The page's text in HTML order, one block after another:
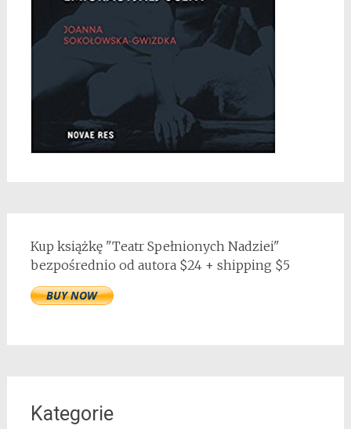
Kup książkę "Teatr Spełnionych Nadziei"
bezpośrednio od autora $24 + shipping $5
Kategorie